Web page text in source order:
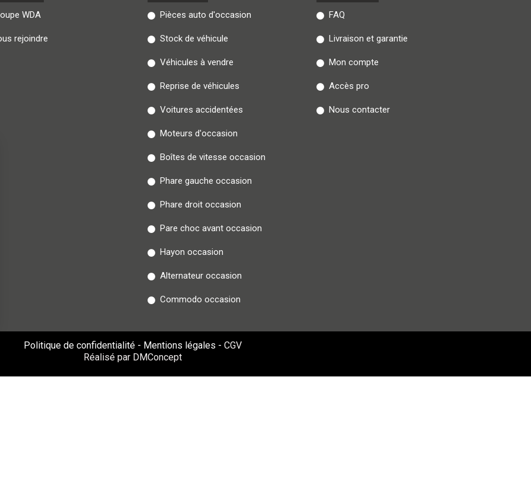
WDA
rejoindre
Pièces auto d'occasion
Stock de véhicule
Véhicules à vendre
Reprise de véhicules
Voitures accidentées
Moteurs d'occasion
Boîtes de vitesse occasion
Phare gauche occasion
Phare droit occasion
Pare choc avant occasion
Hayon occasion
Alternateur occasion
Commodo occasion
FAQ
Livraison et garantie
Mon compte
Accès pro
Nous contacter
Politique de confidentialité - Mentions légales - CGV
Réalisé par DMConcept